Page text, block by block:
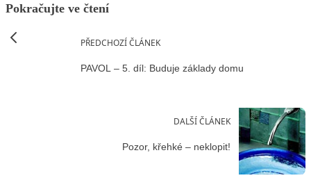
Pokračujte ve čtení
PŘEDCHOZÍ ČLÁNEK
PAVOL – 5. díl: Buduje základy domu
DALŠÍ ČLÁNEK
Pozor, křehké – neklopit!